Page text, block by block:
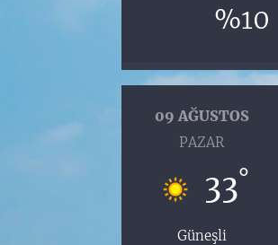
%10
09 AĞUSTOS
PAZAR
33°
Güneşli